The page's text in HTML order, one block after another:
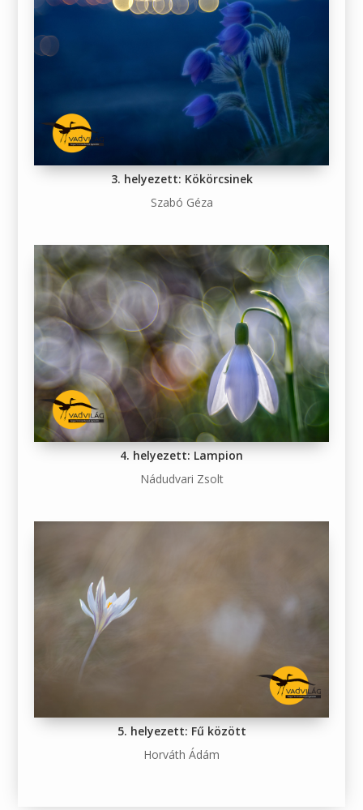
3. helyezett: Kökörcsinek
Szabó Géza
4. helyezett: Lampion
Nádudvari Zsolt
5. helyezett: Fű között
Horváth Ádám